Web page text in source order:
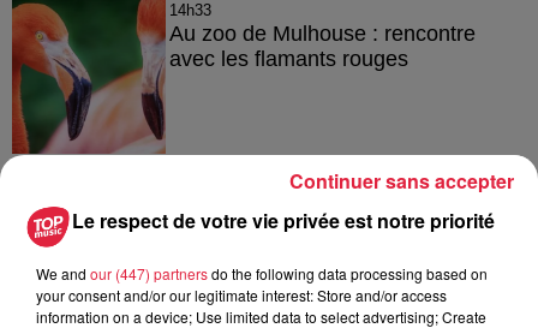
14h33
Au zoo de Mulhouse : rencontre
avec les flamants rouges
À découvrir également
Le respect de votre vie privée est notre priorité
We and our (447) partnersdo the following data processing based on
your consent and/or our legitimate interest: Store and/or access
information on a device; Use limited data to select advertising; Create
Continuer sans accepter